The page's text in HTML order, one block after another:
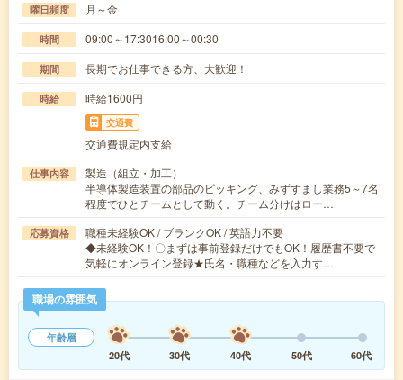
曜日頻度 月～金
時間 09:00～17:3016:00～00:30
期間 長期でお仕事できる方、大歓迎！
時給 時給1600円
交通費
交通費規定内支給
仕事内容
製造（組立・加工）
半導体製造装置の部品のピッキング、みずすまし業務5～7名
程度でひとチームとして動く。チーム分けはロー…
応募資格
職種未経験OK / ブランクOK / 英語力不要
◆未経験OK！〇まずは事前登録だけでもOK！履歴書不要で
気軽にオンライン登録★氏名・職種などを入力す…
職場の雰囲気
年齢層
20代
30代 40代 50代 60代